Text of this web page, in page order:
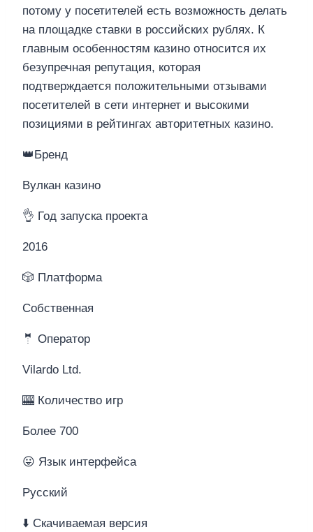
потому у посетителей есть возможность делать
на площадке ставки в российских рублях. К
главным особенностям казино относится их
безупречная репутация, которая
подтверждается положительными отзывами
посетителей в сети интернет и высокими
позициями в рейтингах авторитетных казино.
👑Бренд
Вулкан казино
👌 Год запуска проекта
2016
🎲 Платформа
Собственная
🤵 Оператор
Vilardo Ltd.
🎰 Количество игр
Более 700
😛 Язык интерфейса
Русский
⬇️ Скачиваемая версия